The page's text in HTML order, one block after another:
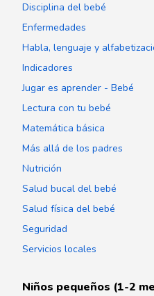
Disciplina del bebé
Enfermedades
Habla, lenguaje y
Indicadores
Jugar es aprender - Bebé
Lectura con tu bebé
Matemática básica
Más allá de los padres
Nutrición
Salud bucal del bebé
Salud física del bebé
Seguridad
Servicios locales
Niños pequeños (1-2